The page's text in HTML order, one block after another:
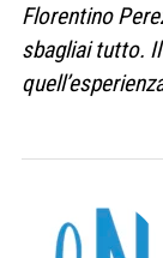
Florentino
sbagliai tutto.